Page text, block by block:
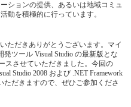
ションの提供、あるいは地域コミュ
動を積極的に行っています。
ただきありがとうございます。マイ
ツール Visual Studio の最新版とな
スさせていただきました。今回の
Studio 2008 および .NET Framework
ただきますので、ぜひご参加くださ